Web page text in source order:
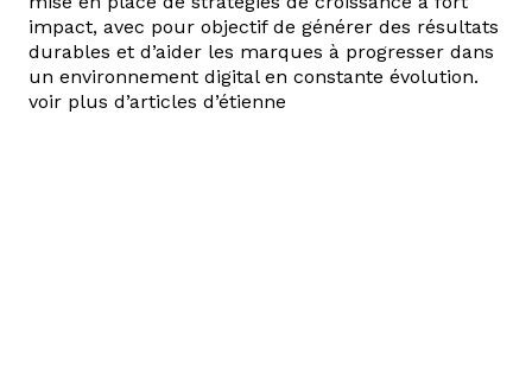
impact, avec pour objectif de générer des résultats
durables et d’aider les marques à progresser dans
un environnement digital en constante évolution.
voir plus d’articles d’étienne